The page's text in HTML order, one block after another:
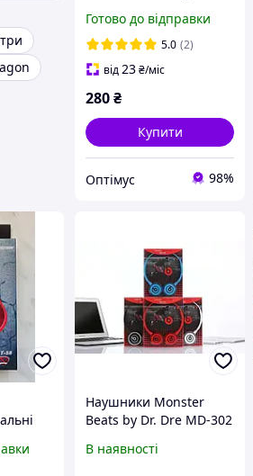
Готово до відправки
5.0 (2)
від23₴/міс
280₴
Купити
Оптімус 98%
Наушники Monster
Beats by Dr. Dre MD-302
В наявності